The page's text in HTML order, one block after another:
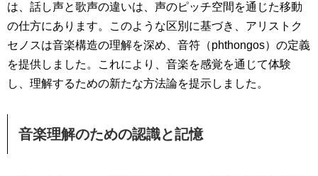
は、話し声と歌声の違いは、声のピッチ空間を通じた移動
の仕方にあります。このような区別に基づき、アリストク
セノスは音楽構造の理解を深め、音符（phthongos）の定義
を提供しました。これにより、音楽を感覚を通じて体験
し、理解するための新たな方法論を提示しました。
音楽理解のための認識と記憶